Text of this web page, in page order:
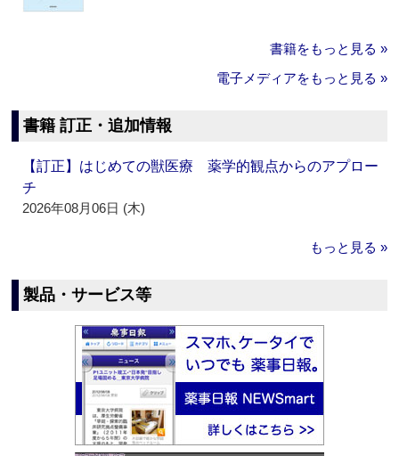
書籍をもっと見る »
電子メディアをもっと見る »
書籍 訂正・追加情報
【訂正】はじめての獣医療 薬学的観点からのアプロー
チ
2026年08月06日 (木)
もっと見る »
製品・サービス等